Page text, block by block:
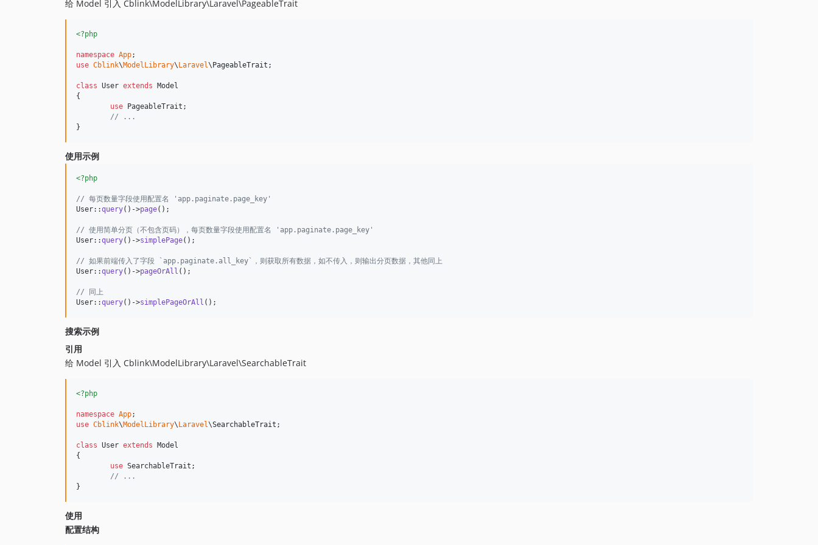
给 Model 引入 Cblink\ModelLibrary\Laravel\PageableTrait
<?php
namespace App
use Cblink\ModelLibrary\ Laravel\ PageableTrait ;
class User extends Model
{
use PageableTrait;
// ...
}
使用示例
<?php
// 每页数量字段使用配置名 'app.paginate.page_key'
User::query()->page();
// 使用简单分页（不包含页码），每页数量字段使用配置名 'app.paginate.page_key'
User::query()->simplePage();
// 如果前端传入了字段 `app.paginate.all_key`，则获取所有数据，如不传入，则输出分页数据，其他同上
User::query()->pageOrAll ();
// 同上
User::query()->simplePageOrAll ();
搜索示例
引用
给 Model 引入 Cblink\ModelLibrary\Laravel\SearchableTrait
<?php
namespace App
use Cblink\ModelLibrary\ Laravel\SearchableTrait ;
class User extends Model
{
use SearchableTrait;
// ...
}
使用
配置结构